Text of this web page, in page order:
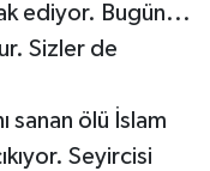
ediyor. Bugün...
Sizler de
sanan ölü İslam
Seyircisi